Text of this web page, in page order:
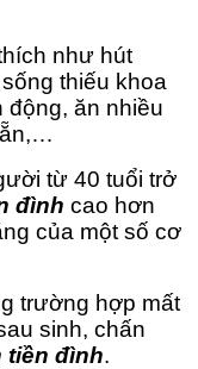
như hút
thiếu khoa
động, ăn nhiều
từ 40 tuổi trở
đình cao hơn
của một số cơ
trường hợp mất
sinh, chấn
tiền đình.